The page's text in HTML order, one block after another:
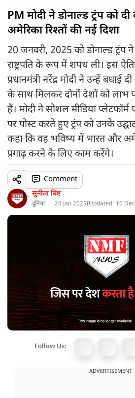
PM मोदी ने डोनाल्ड ट्रंप को
अमेरिका रिश्तों की नई दिशा
20 जनवरी, 2025 को डोनाल्ड ट्रंप
राष्ट्रपति के रूप में शपथ ली। इस
प्रधानमंत्री नरेंद्र मोदी ने उन्हें बधाई
के साथ मिलकर दोनों देशों को लाभ
हैं। मोदी ने सोशल मीडिया प्लेटफॉर्म
पर पोस्ट करते हुए ट्रंप को उनके
कहा कि वह भविष्य में भारत और
प्रगाढ़ करने के लिए काम करेंगे।
सुनीता बिष्ट
दुनिया 20 Jan 2025(Updated: 10
Comment
Follow Us:
ADVERTISEMENT